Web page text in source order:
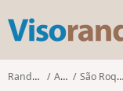
Randonnées Açores São Roque do Pico